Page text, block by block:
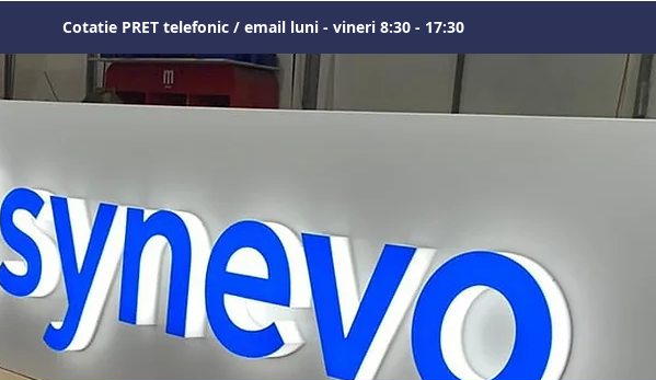
Cotatie PRET telefonic / email luni - vineri 8:30 - 17:30